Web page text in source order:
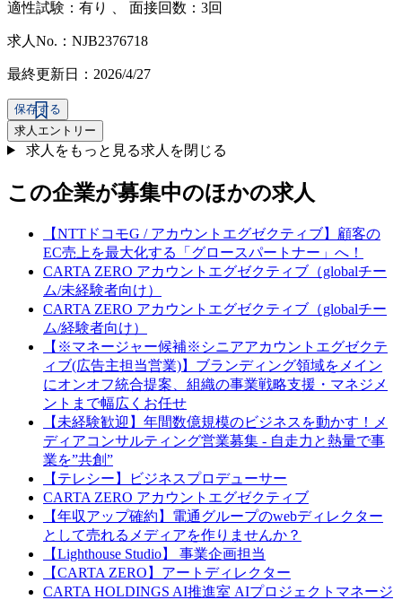
適性試験： 有り 面接回数：3回
求人No.：NJB2376718
最終更新日：2026/4/27
保存する
求人エントリー
求人をもっと見る求人を閉じる
この企業が募集中のほかの求人
【NTTドコモG / アカウントエグゼクティブ】顧客の
EC売上を最大化する「グロースパートナー」へ！
CARTA ZERO アカウントエグゼクティブ（globalチー
ム/未経験者向け）
CARTA ZERO アカウントエグゼクティブ（globalチー
ム/経験者向け）
【※マネージャー候補※シニアアカウントエグゼクテ
ィブ(広告主担当営業)】ブランディング領域をメイン
にオンオフ統合提案、組織の事業戦略支援・マネジメ
ントまで幅広くお任せ
【未経験歓迎】年間数億規模のビジネスを動かす！メ
ディアコンサルティング営業募集 - 自走力と熱量で事
業を”共創”
【テレシー】ビジネスプロデューサー
CARTA ZERO アカウントエグゼクティブ
【年収アップ確約】電通グループのwebディレクター
として売れるメディアを作りませんか？
【Lighthouse Studio】 事業企画担当
【CARTA ZERO】アートディレクター
CARTA HOLDINGS AI推進室 AIプロジェクトマネージ